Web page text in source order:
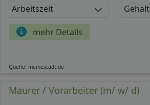
Arbeitszeit Gehalt
mehr Details
Quelle: meinestadt.de
Maurer / Vorarbeiter (m/ w/ d)